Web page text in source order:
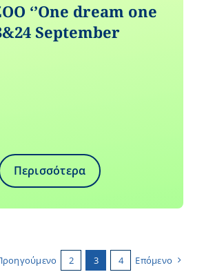
‘’One dream one
September
Περισσότερα
2 3 4 Επόμενο